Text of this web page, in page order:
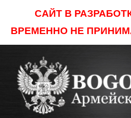
САЙТ В
ВРЕМЕННО НЕ
content